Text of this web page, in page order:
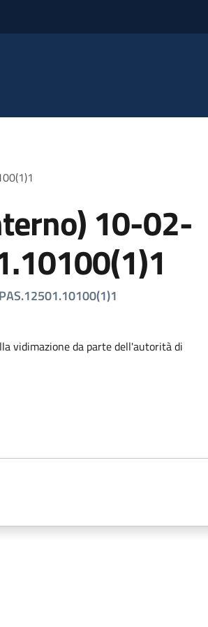
10-02-
vidimazione da parte dell'autorità di